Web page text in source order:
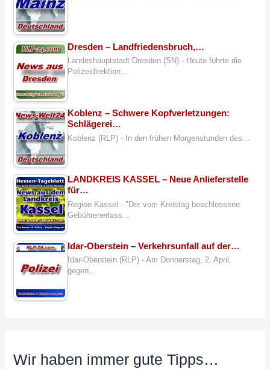
Dresden – Landfriedensbruch,…
Landeshauptstadt Dresden (SN) - Heute führte die
Polizeidirektion…
Koblenz – Schwere Kopfverletzungen:
Schlägerei…
Koblenz (RLP) - In den frühen Morgenstunden des…
LANDKREIS KASSEL – Neue Anlieferstelle
für…
Region Kassel - "Der vom Kreistag beschlossene
Gebührenerlass…
Idar-Oberstein – Verkehrsunfall auf der…
Idar-Oberstein (RLP) - Am Donnerstag, 2. April,
gegen…
Wir haben immer gute Tipps…